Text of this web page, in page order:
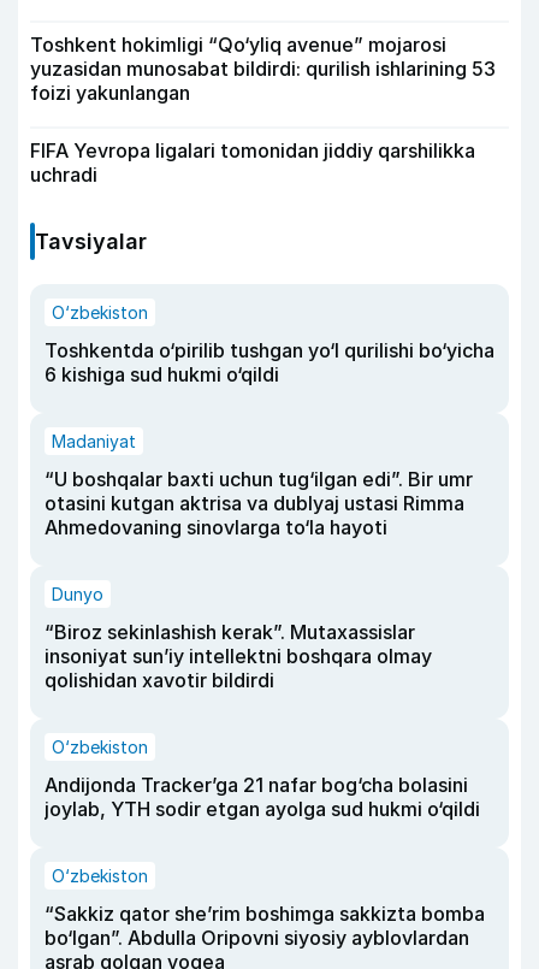
Toshkent hokimligi “Qo‘yliq avenue” mojarosi
yuzasidan munosabat bildirdi: qurilish ishlarining 53
foizi yakunlangan
FIFA Yevropa ligalari tomonidan jiddiy qarshilikka
uchradi
Tavsiyalar
O‘zbekiston
Toshkentda o‘pirilib tushgan yo‘l qurilishi bo‘yicha
6 kishiga sud hukmi o‘qildi
Madaniyat
“U boshqalar baxti uchun tug‘ilgan edi”. Bir umr
otasini kutgan aktrisa va dublyaj ustasi Rimma
Ahmedovaning sinovlarga to‘la hayoti
Dunyo
“Biroz sekinlashish kerak”. Mutaxassislar
insoniyat sun’iy intellektni boshqara olmay
qolishidan xavotir bildirdi
O‘zbekiston
Andijonda Tracker’ga 21 nafar bog‘cha bolasini
joylab, YTH sodir etgan ayolga sud hukmi o‘qildi
O‘zbekiston
“Sakkiz qator she’rim boshimga sakkizta bomba
bo‘lgan”. Abdulla Oripovni siyosiy ayblovlardan
asrab qolgan voqea